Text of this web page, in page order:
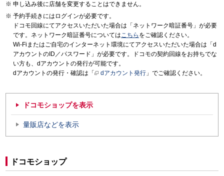
申し込み後に店舗を変更することはできません。
予約手続きにはログインが必要です。
ドコモ回線にてアクセスいただいた場合は「ネットワーク暗証番号」が必要
です。ネットワーク暗証番号についてはこちら をご確認ください。
Wi-Fiまたはご自宅のインターネット環境にてアクセスいただいた場合は「d
アカウントのID／パスワード」が必要です。ドコモの契約回線をお持ちでな
い方も、dアカウントの発行が可能です。
dアカウントの発行・確認は「
dアカウント発行 」でご確認ください。
ドコモショップを表示
量販店などを表示
ドコモショップ